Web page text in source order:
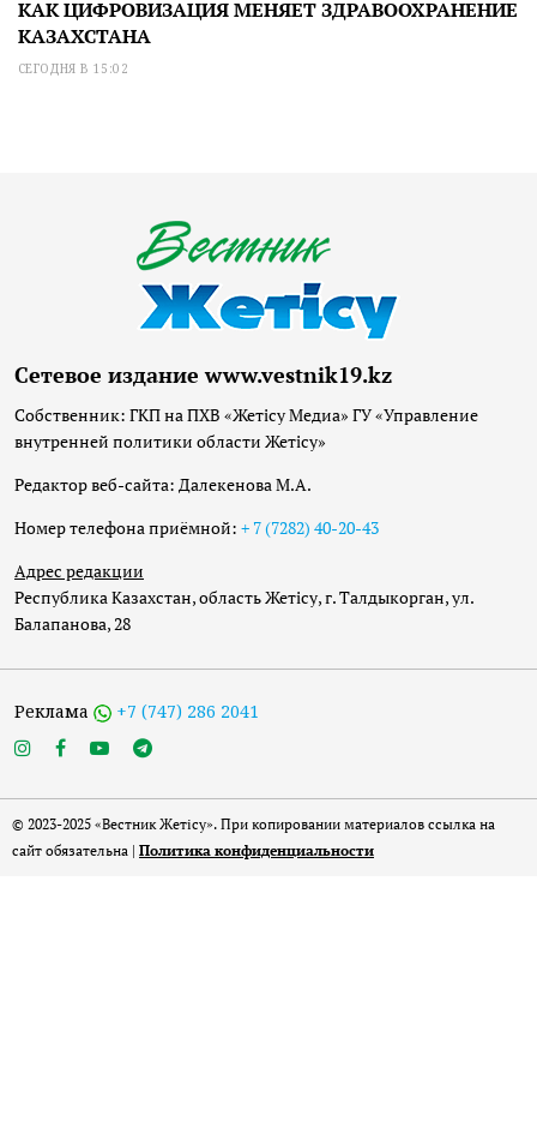
КАК ЦИФРОВИЗАЦИЯ МЕНЯЕТ ЗДРАВООХРАНЕНИЕ
КАЗАХСТАНА
СЕГОДНЯ В 15:02
Сетевое издание www.vestnik19.kz
Собственник: ГКП на ПХВ «Жетісу Медиа» ГУ «Управление
внутренней политики области Жетісу»
Редактор веб-сайта: Далекенова М.А.
Номер телефона приёмной: + 7 (7282) 40-20-43
Адрес редакции
Республика Казахстан, область Жетісу, г. Талдыкорган, ул.
Балапанова, 28
Реклама +7 (747) 286 2041
© 2023-2025 «Вестник Жетісу». При копировании материалов ссылка на
сайт обязательна | Политика конфиденциальности